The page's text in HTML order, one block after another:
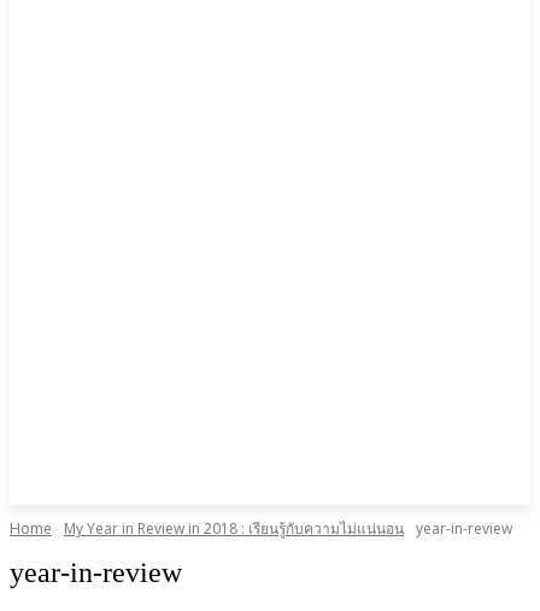
Home My Year in Review in 2018 : เรียนรู้กับความไม่แน่นอน year-in-review
year-in-review